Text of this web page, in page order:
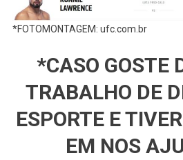
*FOTOMONTAGEM: ufc.com.br
*CASO GOSTE
TRABALHO DE
ESPORTE E
EM NOS